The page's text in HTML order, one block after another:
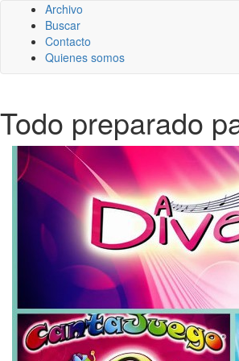
Archivo
Buscar
Contacto
Quienes somos
Todo preparado